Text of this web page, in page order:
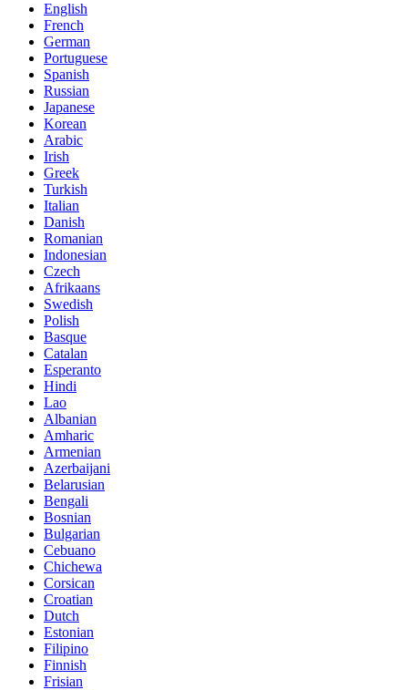
English
French
German
Portuguese
Spanish
Russian
Japanese
Korean
Arabic
Irish
Greek
Turkish
Italian
Danish
Romanian
Indonesian
Czech
Afrikaans
Swedish
Polish
Basque
Catalan
Esperanto
Hindi
Lao
Albanian
Amharic
Armenian
Azerbaijani
Belarusian
Bengali
Bosnian
Bulgarian
Cebuano
Chichewa
Corsican
Croatian
Dutch
Estonian
Filipino
Finnish
Frisian